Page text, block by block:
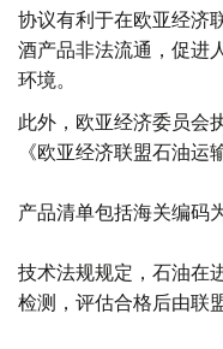
协议有利于在欧亚经济
酒产品非法流通，促进
环境。
此外，欧亚经济委员会
《欧亚经济联盟石油运
产品清单包括海关编码
技术法规规定，石油在
检测，评估合格后由联